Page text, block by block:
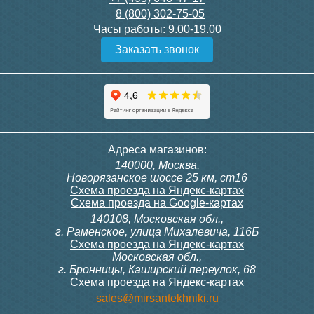
Конвектор ITT.080.200.1300
с решеткой GRILL.SGW-20-
Конвектор ITT.080.200.1000
с решеткой GRILL.SGW-20-
Конвектор ITT.080.200.1000
с решеткой GRILL.SGW-20-
Конвектор ITT.080.200.900 с
решеткой GRILL.SGA-20-
Подробнее Подробнее
300, 230В (врезной - квадр.
9 700
конвектора прямой itermic
ITFS
5 150
8 (800) 302-75-05
Часы работы: 9.00-19.00
Заказать звонок
Адреса магазинов:
140000, Москва,
Новорязанское шоссе 25 км, ст16
Схема проезда на Яндекс-картах
Схема проезда на Google-картах
140108, Московская обл.,
г. Раменское, улица Михалевича, 116Б
Схема проезда на Яндекс-картах
Московская обл.,
г. Бронницы, Каширский переулок, 68
Схема проезда на Яндекс-картах
sales@mirsantekhniki.ru